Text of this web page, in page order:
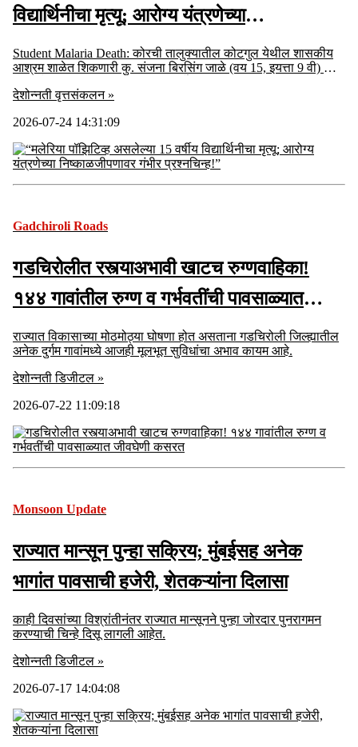
विद्यार्थिनीचा मृत्यू; आरोग्य यंत्रणेच्या
निष्काळजीपणावर गंभीर प्रश्नचिन्ह!”
Student Malaria Death: कोरची तालुक्यातील कोटगुल येथील शासकीय
आश्रम शाळेत शिकणारी कु. संजना बिरसिंग जाळे (वय 15, इयत्ता 9 वी) हिचा
देशोन्नती वृत्तसंकलन »
2026-07-24 14:31:09
Gadchiroli Roads
गडचिरोलीत रस्त्याअभावी खाटच रुग्णवाहिका!
१४४ गावांतील रुग्ण व गर्भवतींची पावसाळ्यात
जीवघेणी कसरत
राज्यात विकासाच्या मोठमोठ्या घोषणा होत असताना गडचिरोली जिल्ह्यातील
अनेक दुर्गम गावांमध्ये आजही मूलभूत सुविधांचा अभाव कायम आहे.
देशोन्नती डिजीटल »
2026-07-22 11:09:18
Monsoon Update
राज्यात मान्सून पुन्हा सक्रिय; मुंबईसह अनेक
भागांत पावसाची हजेरी, शेतकऱ्यांना दिलासा
काही दिवसांच्या विश्रांतीनंतर राज्यात मान्सूनने पुन्हा जोरदार पुनरागमन
करण्याची चिन्हे दिसू लागली आहेत.
देशोन्नती डिजीटल »
2026-07-17 14:04:08